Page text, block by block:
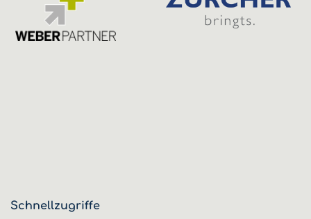
Schnellzugriffe